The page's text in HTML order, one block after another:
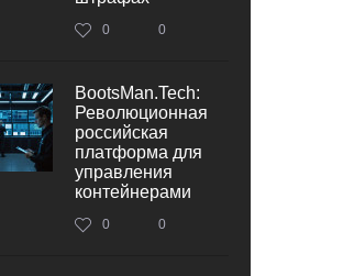
0 0
BootsMan.Tech:
Революционная
российская
платформа для
управления
контейнерами
0 0